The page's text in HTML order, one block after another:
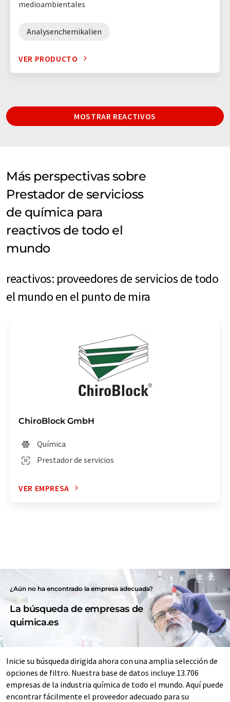
medioambientales
Analysenchemikalien
VER PRODUCTO
MOSTRAR REACTIVOS
Más perspectivas sobre
Prestador de servicioss
de química para
reactivos de todo el
mundo
reactivos: proveedores de servicios de todo
el mundo en el punto de mira
ChiroBlock GmbH
Química
Prestador de servicios
VER EMPRESA
¿Aún no ha encontrado la empresa adecuada?
La búsqueda de empresas de
quimica.es
Inicie su búsqueda dirigida ahora con una amplia selección de
opciones de filtro. Nuestra base de datos incluye 13.706
empresas de la industria química de todo el mundo. Aquí puede
encontrar fácilmente el proveedor adecuado para su